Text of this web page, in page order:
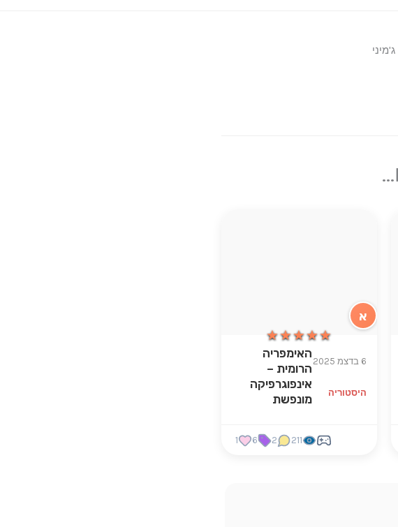
★★★★★
★★★★★
א
6 בדצמ 2025
היסטוריה
האימפריה
הרומית –
אינפוגרפיקה
מונפשת
211
2
6
1